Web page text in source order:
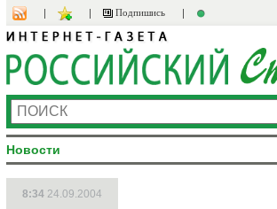
Подпишись
Новости
8:34 24.09.2004